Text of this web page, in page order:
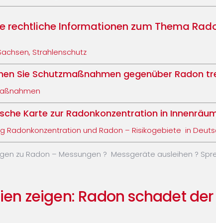
rechtliche Informationen zum Thema
Strahlenschutz
Sie Schutzmaßnahmen gegenüber Radon
Karte zur Radonkonzentration in
Radonkonzentration und Radon – Risikogebiete in
zu Radon – Messungen ? Messgeräte ausleihen ?
zeigen: Radon schadet